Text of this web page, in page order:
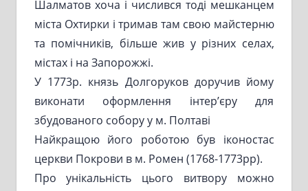
Шалматов хоча і числився тоді мешканцем
міста Охтирки і тримав там свою майстерню
та помічників, більше жив у різних селах,
містах і на Запорожжі.
У 1773р. князь Долгоруков доручив йому
виконати оформлення інтер’єру для
збудованого собору у м. Полтаві
Найкращою його роботою був іконостас
церкви Покрови в м. Ромен (1768-1773рр).
Про унікальність цього витвору можно